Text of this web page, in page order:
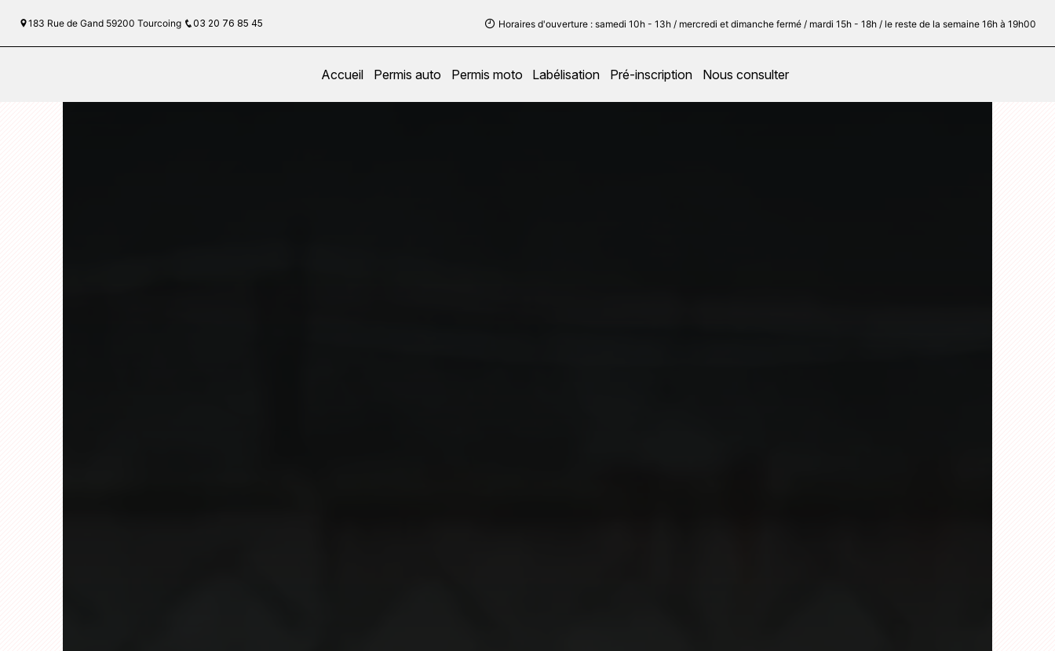
183 Rue de Gand 59200 Tourcoing 03 20 76 85 45 Horaires d'ouverture : samedi 10h - 13h / mercredi et dimanche fermé / mardi 15h - 18h / le reste de la semaine 16h à 19h00
Accueil Permis auto Permis moto Labélisation Pré-inscription Nous consulter